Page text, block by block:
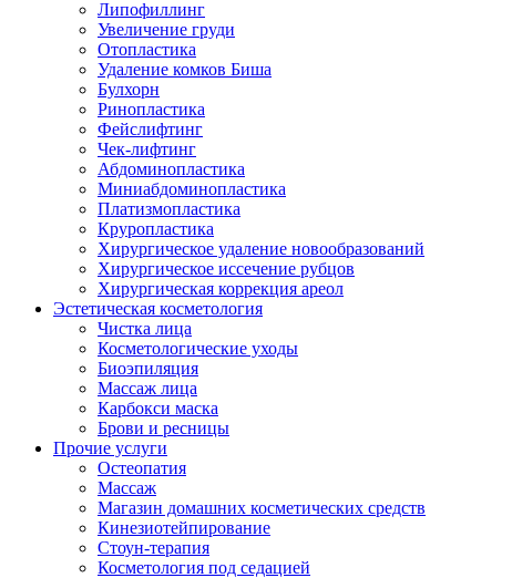
Липофиллинг
Увеличение груди
Отопластика
Удаление комков Биша
Булхорн
Ринопластика
Фейслифтинг
Чек-лифтинг
Абдоминопластика
Миниабдоминопластика
Платизмопластика
Круропластика
Хирургическое удаление новообразований
Хирургическое иссечение рубцов
Хирургическая коррекция ареол
Эстетическая косметология
Чистка лица
Косметологические уходы
Биоэпиляция
Массаж лица
Карбокси маска
Брови и ресницы
Прочие услуги
Остеопатия
Массаж
Магазин домашних косметических средств
Кинезиотейпирование
Стоун-терапия
Косметология под седацией